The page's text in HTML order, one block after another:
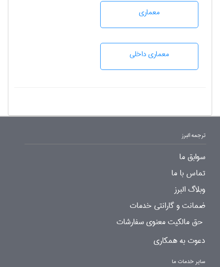
معماری
معماری داخلی
ترجمه البرز
سوابق ما
تماس با ما
وبلاگ البرز
ضمانت و گارانتی خدمات
حق مالکیت معنوی سفارشات
دعوت به همکاری
سایر خدمات ما